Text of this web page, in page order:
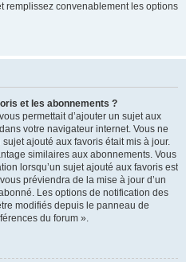
remplissez convenablement les options
et les abonnements ?
permettait d’ajouter un sujet aux
votre navigateur internet. Vous ne
ajouté aux favoris était mis à jour.
similaires aux abonnements. Vous
lorsqu’un sujet ajouté aux favoris est
préviendra de la mise à jour d’un
Les options de notification des
modifiés depuis le panneau de
du forum ».